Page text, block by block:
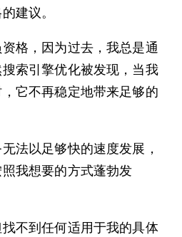
建议。
格，因为过去，我总是通
索引擎优化被发现，当我
它不再稳定地带来足够的
法以足够快的速度发展，
我想要的方式蓬勃发
不到任何适用于我的具体